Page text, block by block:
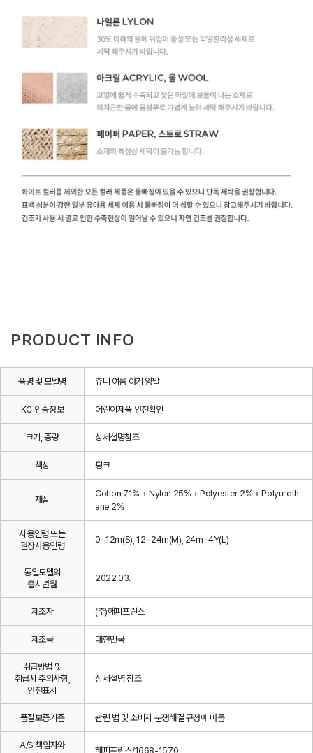
PRODUCT INFO
품명 및 모델명 쥬니 여름 아기 양말
KC 인증정보 어린이제품 안전확인
크기, 중량 상세설명참조
색상 핑크
재질
Cotton 71% + Nylon 25% + Polyester 2% + Polyureth
ane 2%
사용연령 또는
권장사용연령
0~12m(S), 12~24m(M), 24m~4Y(L)
동일모델의
출시년월
2022.03.
제조자 (주)해피프린스
제조국 대한민국
취급방법 및
취급시 주의사항,
안전표시
상세설명 참조
품질보증기준 관련 법 및 소비자 분쟁해결 규정에 따름
A/S 책임자와
해피프린스/1668-1570